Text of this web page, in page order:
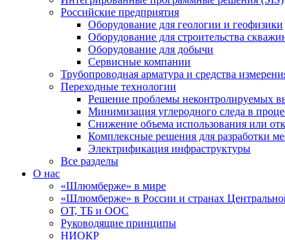
Российские предприятия
Оборудование для геологии и геофизики
Оборудование для строительства
Оборудование для добычи
Сервисные компании
Трубопроводная арматура и средства
Переходные технологии
Решение проблемы неконтролируемых
Минимизация углеродного следа в
Снижение объема использования или
Комплексные решения для разработки
Электрификация инфраструктуры
Все разделы
О нас
«Шлюмберже» в мире
«Шлюмберже» в России и странах
ОТ, ТБ и ООС
Руководящие принципы
НИОКР